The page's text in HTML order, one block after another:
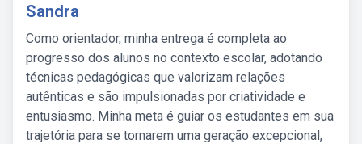
Sandra
Como orientador, minha entrega é completa ao
progresso dos alunos no contexto escolar, adotando
técnicas pedagógicas que valorizam relações
autênticas e são impulsionadas por criatividade e
entusiasmo. Minha meta é guiar os estudantes em sua
trajetória para se tornarem uma geração excepcional,